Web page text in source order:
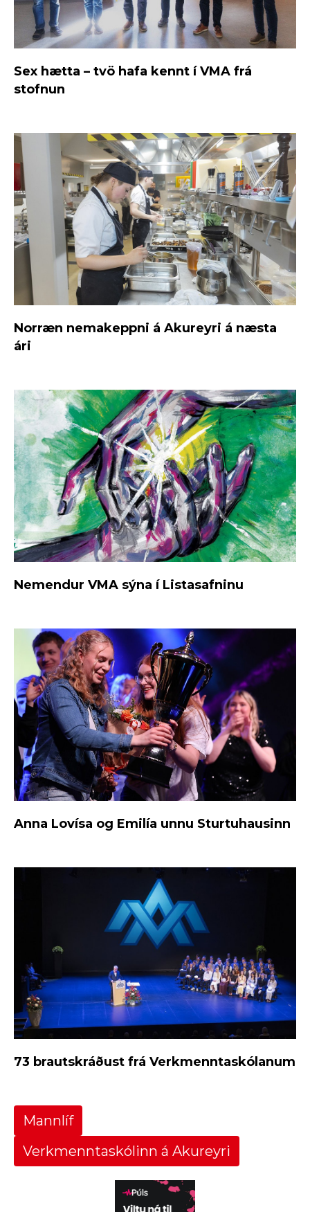
Sex hætta – tvö hafa kennt í VMA frá
stofnun
Norræn nemakeppni á Akureyri á næsta
ári
Nemendur VMA sýna í Listasafninu
Anna Lovísa og Emilía unnu Sturtuhausinn
73 brautskráðust frá Verkmenntaskólanum
Mannlíf
Verkmenntaskólinn á Akureyri